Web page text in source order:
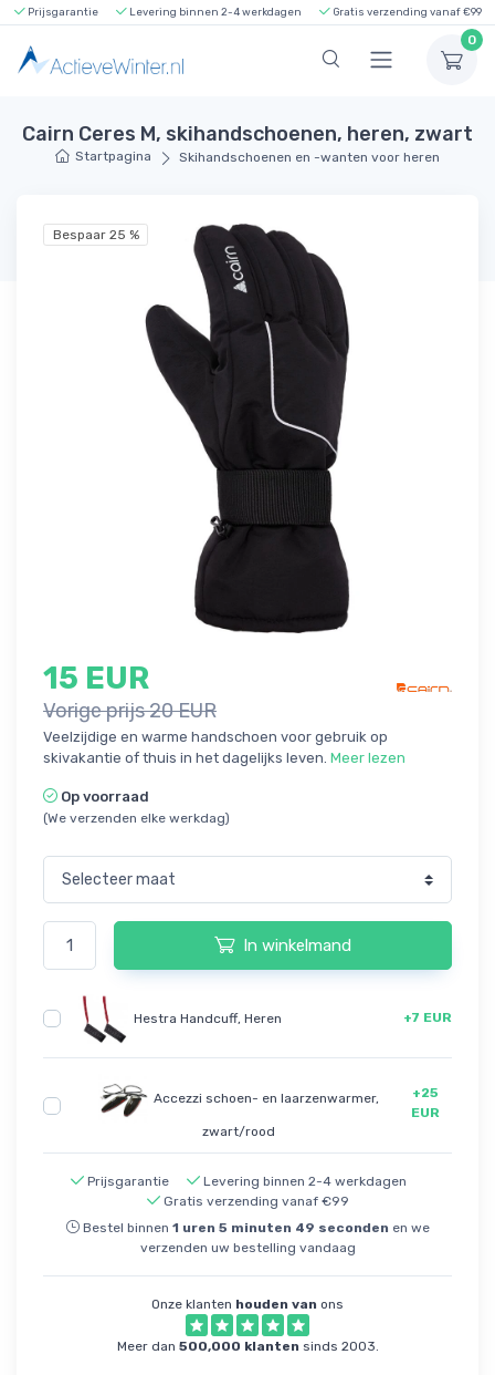
Prijsgarantie Levering binnen 2-4 werkdagen Gratis verzending vanaf €99
0
Cairn Ceres M, skihandschoenen, heren, zwart
Startpagina Skihandschoenen en -wanten voor heren
Bespaar 25 %
15 EUR
Vorige prijs 20 EUR
Veelzijdige en warme handschoen voor gebruik op
skivakantie of thuis in het dagelijks leven. Meer lezen
Op voorraad
(We verzenden elke werkdag)
In winkelmand
Hestra Handcuff, Heren +7 EUR
Accezzi schoen- en laarzenwarmer,
zwart/rood
+25
EUR
Prijsgarantie
Levering binnen 2-4 werkdagen
Gratis verzending vanaf €99
Bestel binnen 1 uren 5 minuten 49 seconden en we
verzenden uw bestelling vandaag
Onze klanten houden van ons
Meer dan 500,000 klanten sinds 2003.